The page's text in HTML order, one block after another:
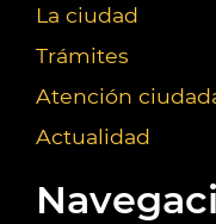
La ciudad
Trámites
Atención
Actualidad